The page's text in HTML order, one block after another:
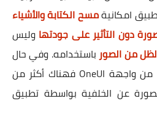
امكانيةمسح الكتابة والأشياء
دون التأثير على جودتها وليس
من الصورباستخدامه. وفي حال
كنت تستخدم إصدار حديث من واجهة OneUI فهناك أكثر من
عن الخلفية بواسطة تطبيق